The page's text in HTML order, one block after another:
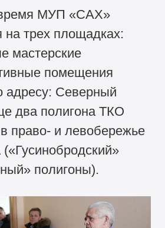
МУП «САХ»
на трех площадках:
мастерские
помещения
адресу: Северный
два полигона ТКО
право- и левобережье
полигоны).